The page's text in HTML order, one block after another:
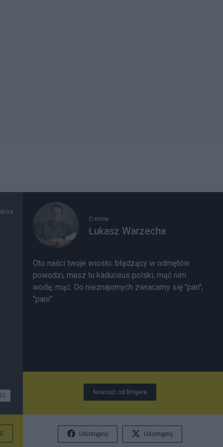
4694
51
O mnie
Łukasz Warzecha
Oto naści twoje wiosło: błądzący w odmętów
powodzi, masz tu kaduceus polski, mąć nim
wodę, mąć. Do nieznajomych zwracamy się "pan",
"pani".
Nowości od blogera
Udostępnij Udostępnij